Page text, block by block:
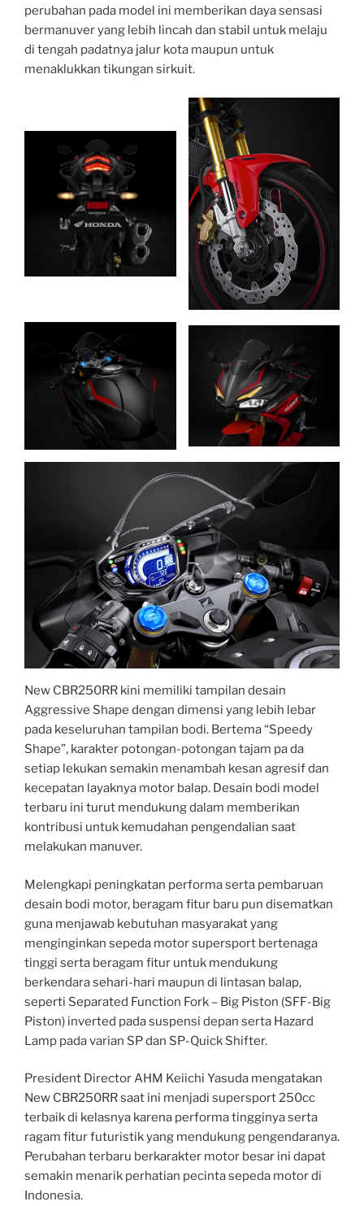
perubahan pada model ini memberikan daya sensasi
bermanuver yang lebih lincah dan stabil untuk melaju
di tengah padatnya jalur kota maupun untuk
menaklukkan tikungan sirkuit.
New CBR250RR kini memiliki tampilan desain
Aggressive Shape dengan dimensi yang lebih lebar
pada keseluruhan tampilan bodi. Bertema “Speedy
Shape”, karakter potongan-potongan tajam pa da
setiap lekukan semakin menambah kesan agresif dan
kecepatan layaknya motor balap. Desain bodi model
terbaru ini turut mendukung dalam memberikan
kontribusi untuk kemudahan pengendalian saat
melakukan manuver.
Melengkapi peningkatan performa serta pembaruan
desain bodi motor, beragam fitur baru pun disematkan
guna menjawab kebutuhan masyarakat yang
menginginkan sepeda motor supersport bertenaga
tinggi serta beragam fitur untuk mendukung
berkendara sehari-hari maupun di lintasan balap,
seperti Separated Function Fork – Big Piston (SFF-Big
Piston) inverted pada suspensi depan serta Hazard
Lamp pada varian SP dan SP-Quick Shifter.
President Director AHM Keiichi Yasuda mengatakan
New CBR250RR saat ini menjadi supersport 250cc
terbaik di kelasnya karena performa tingginya serta
ragam fitur futuristik yang mendukung pengendaranya.
Perubahan terbaru berkarakter motor besar ini dapat
semakin menarik perhatian pecinta sepeda motor di
Indonesia.